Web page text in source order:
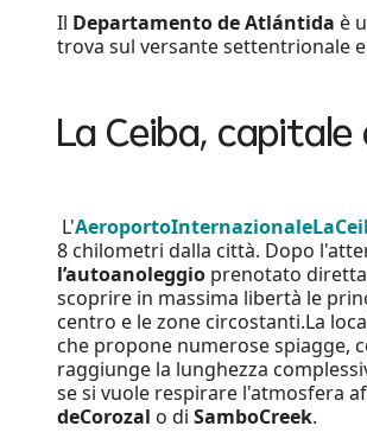
Il Departamento de Atlántida è
trova sul versante settentrionale
La Ceiba, capitale
L'AeroportoInternazionaleLa
8 chilometri dalla città. Dopo
l’autoanoleggio prenotato
scoprire in massima libertà le
centro e le zone circostanti.La
che propone numerose spiagge,
raggiunge la lunghezza
se si vuole respirare l'atmosfera
deCorozal o di SamboCreek.